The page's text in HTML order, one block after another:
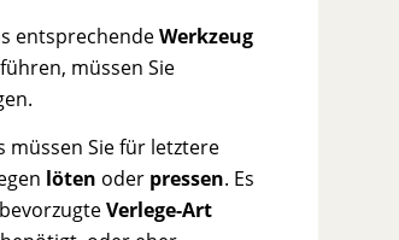
entsprechendeWerkzeug
müssen Sie
müssen Sie für letztere
löten oder pressen. Es
Verlege-Art